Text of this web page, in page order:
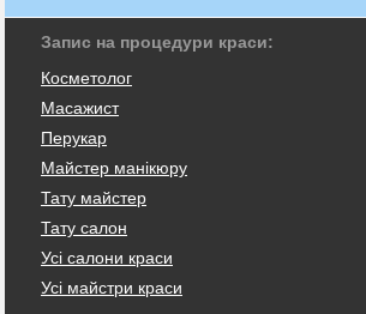
Запис на процедури краси:
Косметолог
Масажист
Перукар
Майстер манікюру
Тату майстер
Тату салон
Усі салони краси
Усі майстри краси